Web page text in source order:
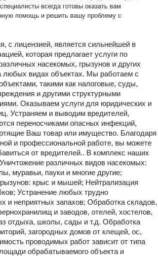
всегда готовы оказать вам
помощь и решить вашу проблему с
с лицензией, является сильнейшей в
которая предлагает услуги по
насекомых, грызунов и других
любых видах объектах. Мы работаем с
такими как налоговые, суды,
и другими структурными
Оказываем услуги для юридических и
Устраняем и выводим вредителей,
переносчиками опасных инфекций,
Ваш товар или имущество. Благодаря
и профессиональной работе, вы можете
от вредителей.. В комплекс наших
различных видов насекомых:
муравьи, пауки и многие другие;
крыс и мышей; Нейтрализация
Устранение любых трудно
и неприятных запахов; Обработка складов,
и заводов, отелей, хостелов,
отдыха, школы, сады и т.д. Обработка
загородных домов от клещей, ос,
проводимых работ зависит от типа
обрабатываемого объекта и